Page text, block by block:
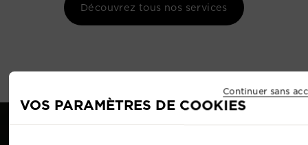
Découvrez tous nos services
VOS PARAMÈTRES DE COOKIES
Continuer sans